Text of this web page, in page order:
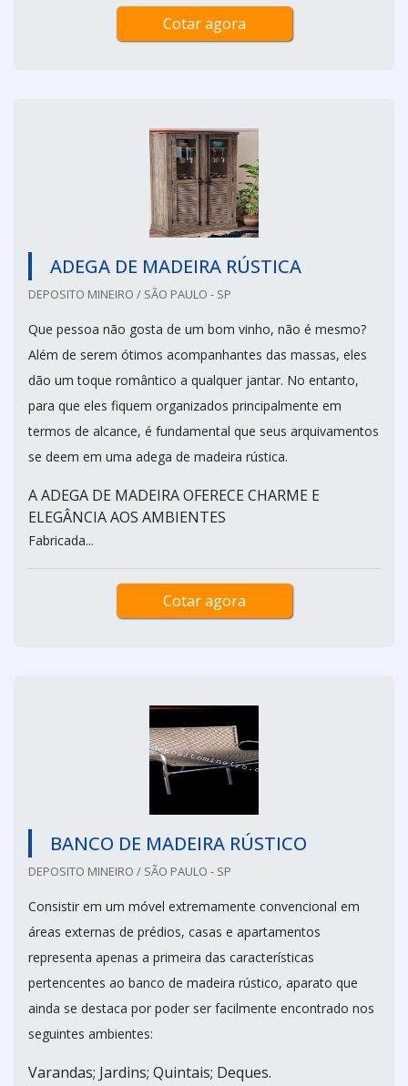
Cotar agora
ADEGA DE MADEIRA RÚSTICA
DEPOSITO MINEIRO / SÃO PAULO - SP
Que pessoa não gosta de um bom vinho, não é mesmo?
Além de serem ótimos acompanhantes das massas, eles
dão um toque romântico a qualquer jantar. No entanto,
para que eles fiquem organizados principalmente em
termos de alcance, é fundamental que seus arquivamentos
se deem em uma adega de madeira rústica.
A ADEGA DE MADEIRA OFERECE CHARME E
ELEGÂNCIA AOS AMBIENTES
Fabricada...
Cotar agora
BANCO DE MADEIRA RÚSTICO
DEPOSITO MINEIRO / SÃO PAULO - SP
Consistir em um móvel extremamente convencional em
áreas externas de prédios, casas e apartamentos
representa apenas a primeira das características
pertencentes ao banco de madeira rústico, aparato que
ainda se destaca por poder ser facilmente encontrado nos
seguintes ambientes:
Varandas; Jardins; Quintais; Deques.